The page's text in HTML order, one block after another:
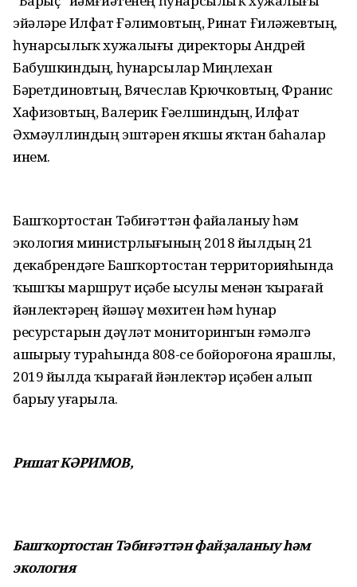
эйәләре Илфат Ғәлимовтың, Ринат Ғиләжевтың,
һунарсылыҡ хужалығы директоры Андрей
Бабушкиндың, һунарсылар Миңлехан
Бәҙретдиновтың, Вячеслав Крючковтың, Франис
Хафизовтың, Валерик Ғәҙелшиндың, Илфат
Әхмәҙуллиндың эштәрен яҡшы яҡтан баһалар
инем.
Башҡортостан Тәбиғәттән файҙаланыу һәм
экология министрлығының 2018 йылдың 21
декабрендәге Башҡортостан территорияһында
ҡышҡы маршрут иҫәбе ысулы менән ҡырағай
йәнлектәрҙең йәшәү мөхитен һәм һунар
ресурстарын дәүләт мониторингын ғәмәлгә
ашырыу тураһында 808-се бойороғона ярашлы,
2019 йылда ҡырағай йәнлектәр иҫәбен алып
барыу уҙғарыла.
Ришат КӘРИМОВ,
Башҡортостан Тәбиғәттәнфайҙаланыу һәм
экология